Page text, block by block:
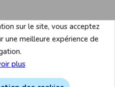
sur le site, vous acceptez
une meilleure expérience de
plus